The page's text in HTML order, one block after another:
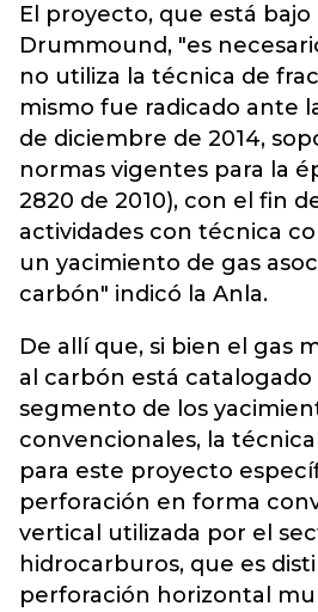
El proyecto, que está bajo
Drummound, "es
no utiliza la técnica de
mismo fue radicado ante
de diciembre de 2014,
normas vigentes para la
2820 de 2010), con el fin
actividades con técnica
un yacimiento de gas
carbón" indicó la Anla.
De allí que, si bien el gas
al carbón está catalogado
segmento de los
convencionales, la
para este proyecto
perforación en forma
vertical utilizada por el
hidrocarburos, que es
perforación horizontal